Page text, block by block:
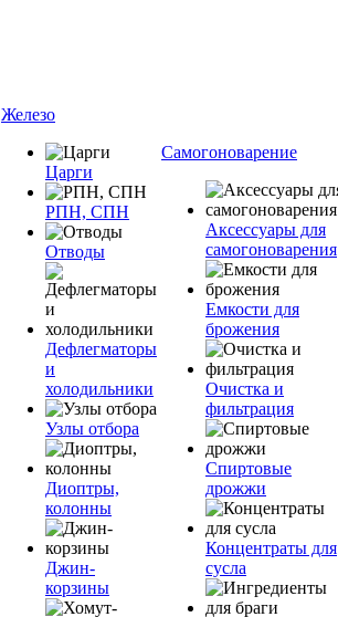
Железо
Царги
РПН, СПН
Отводы
Дефлегматоры
и
холодильники
Узлы отбора
Диоптры,
колонны
Джин-
корзины
Самогоноварение
Аксессуары для
самогоноварения
Емкости для
брожения
Очистка и
фильтрация
Спиртовые
дрожжи
Концентраты для
сусла